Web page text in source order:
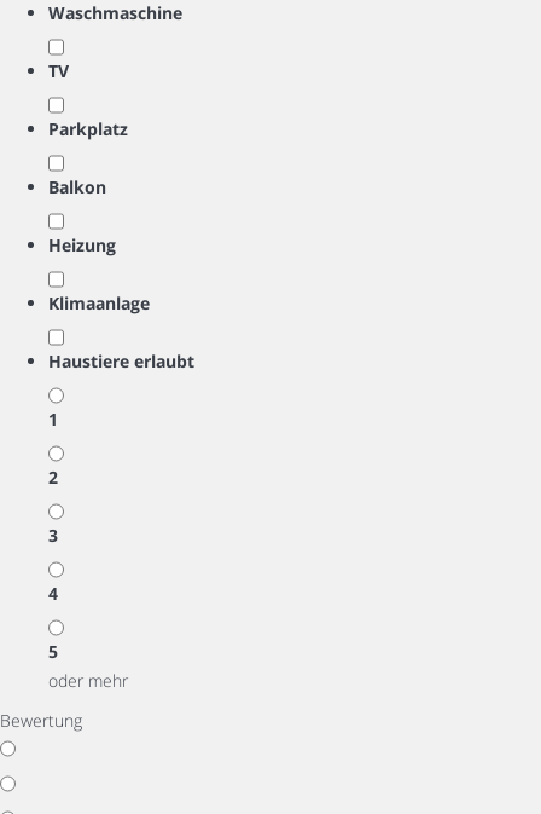
Waschmaschine
TV
Parkplatz
Balkon
Heizung
Klimaanlage
Haustiere erlaubt
1
2
3
4
5
oder mehr
Bewertung